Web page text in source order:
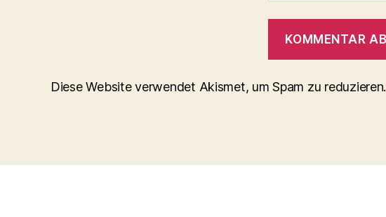
Diese Website verwendet Akismet, um Spam zu reduzieren.